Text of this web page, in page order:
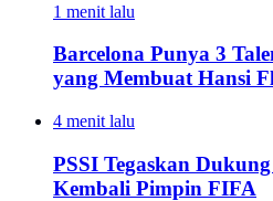
1 menit lalu
Barcelona Punya 3
yang Membuat Hansi
4 menit lalu
PSSI Tegaskan
Kembali Pimpin FIFA